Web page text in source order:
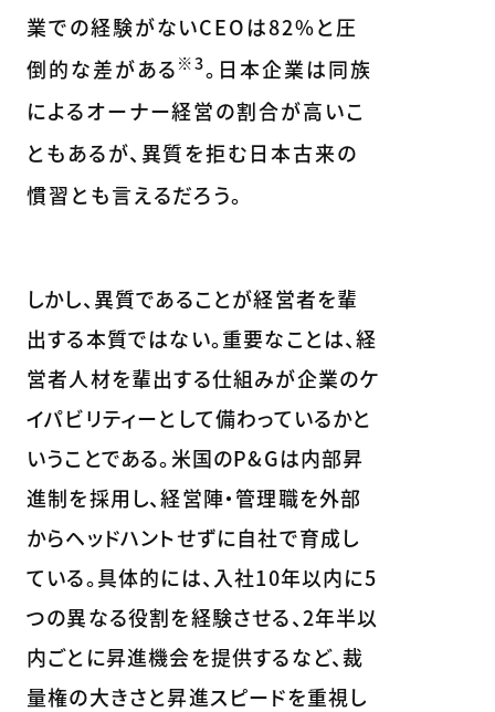
業での経験がないCEOは82%と圧
倒的な差がある※3。日本企業は同族
によるオーナー経営の割合が高いこ
ともあるが、異質を拒む日本古来の
慣習とも言えるだろう。
しかし、異質であることが経営者を輩
出する本質ではない。重要なことは、経
営者人材を輩出する仕組みが企業のケ
イパビリティーとして備わっているかと
いうことである。米国のP&Gは内部昇
進制を採用し、経営陣・管理職を外部
からヘッドハントせずに自社で育成し
ている。具体的には、入社10年以内に5
つの異なる役割を経験させる、2年半以
内ごとに昇進機会を提供するなど、裁
量権の大きさと昇進スピードを重視し